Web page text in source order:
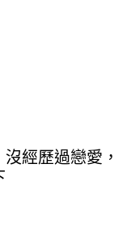
經歷過戀愛，